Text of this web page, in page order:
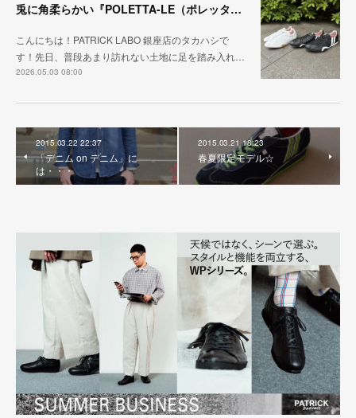
兎に角柔らかい『POLETTA-LE（ポレッタ・レザー）』
こんにちは！PATRICK LABO 銀座店のタカハシで
す！先日、普段あまり訪れない土地に足を踏み入れ…
2026.05.03 08:00
2015.03.22 22:37
「デニム on デニム」に
は・・・
2015.03.21 18:23
春夏限定モデル☆